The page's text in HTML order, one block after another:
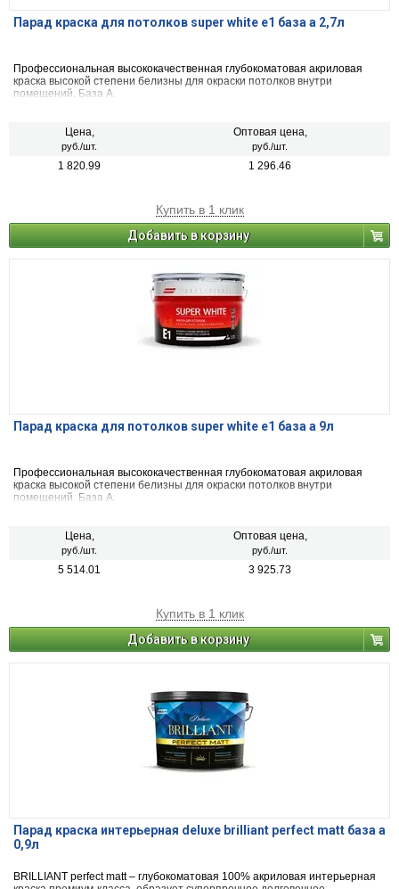
Парад краска для потолков super white e1 база а 2,7л
Профессиональная высококачественная глубокоматовая акриловая
краска высокой степени белизны для окраски потолков внутри
помещений. База А.
Цена,
руб./шт.
Оптовая цена,
руб./шт.
1 820.99 1 296.46
Купить в 1 клик
Добавить в корзину
Парад краска для потолков super white e1 база а 9л
Профессиональная высококачественная глубокоматовая акриловая
краска высокой степени белизны для окраски потолков внутри
помещений. База А.
Цена,
руб./шт.
Оптовая цена,
руб./шт.
5 514.01 3 925.73
Купить в 1 клик
Добавить в корзину
Парад краска интерьерная deluxe brilliant perfect matt база а
0,9л
BRILLIANT perfect matt – глубокоматовая 100% акриловая интерьерная